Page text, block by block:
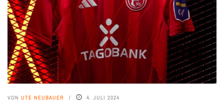
VON UTE NEUBAUER 4. JULI 2024